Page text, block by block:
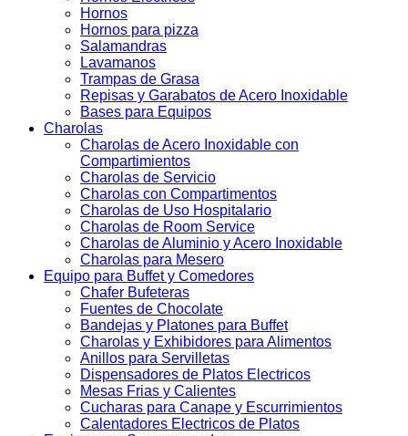
Hornos
Hornos para pizza
Salamandras
Lavamanos
Trampas de Grasa
Repisas y Garabatos de Acero Inoxidable
Bases para Equipos
Charolas
Charolas de Acero Inoxidable con
Compartimientos
Charolas de Servicio
Charolas con Compartimentos
Charolas de Uso Hospitalario
Charolas de Room Service
Charolas de Aluminio y Acero Inoxidable
Charolas para Mesero
Equipo para Buffet y Comedores
Chafer Bufeteras
Fuentes de Chocolate
Bandejas y Platones para Buffet
Charolas y Exhibidores para Alimentos
Anillos para Servilletas
Dispensadores de Platos Electricos
Mesas Frias y Calientes
Cucharas para Canape y Escurrimientos
Calentadores Electricos de Platos